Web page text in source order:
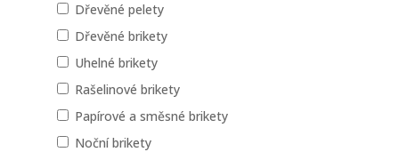
Dřevěné pelety
Dřevěné brikety
Uhelné brikety
Rašelinové brikety
Papírové a směsné brikety
Noční brikety